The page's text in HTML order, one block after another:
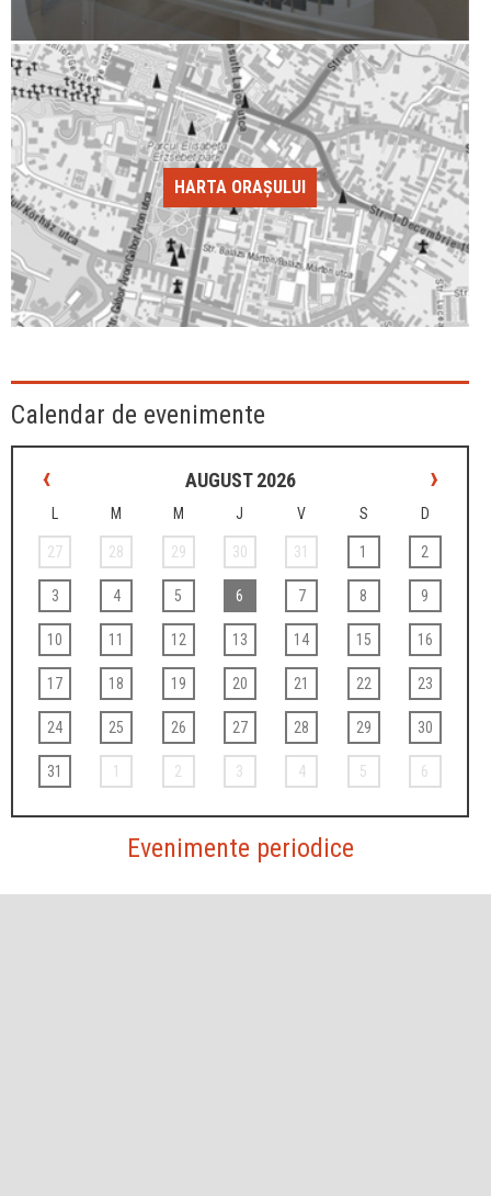
HARTA ORAȘULUI
Calendar de evenimente
‹ AUGUST 2026 ›
L M M J V S D
27 28 29 30 31 1 2
3 4 5 6 7 8 9
10 11 12 13 14 15 16
17 18 19 20 21 22 23
24 25 26 27 28 29 30
31 1 2 3 4 5 6
Evenimente periodice